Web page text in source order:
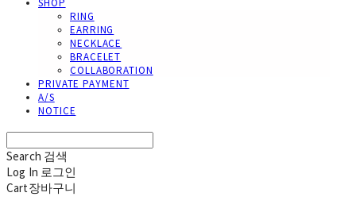
RING
EARRING
NECKLACE
BRACELET
COLLABORATION
PRIVATE PAYMENT
A/S
NOTICE
Search 검색
Log In 로그인
Cart장바구니